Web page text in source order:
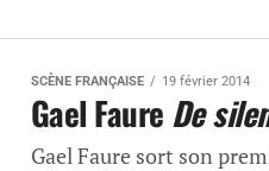
SCÈNE FRANÇAISE 19 février 2014
Gael Faure De
Gael Faure sort son